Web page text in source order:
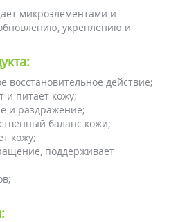
микроэлементами и
укреплению и
восстановительное действие;
и питает кожу;
и раздражение;
баланс кожи;
кожу;
поддерживает